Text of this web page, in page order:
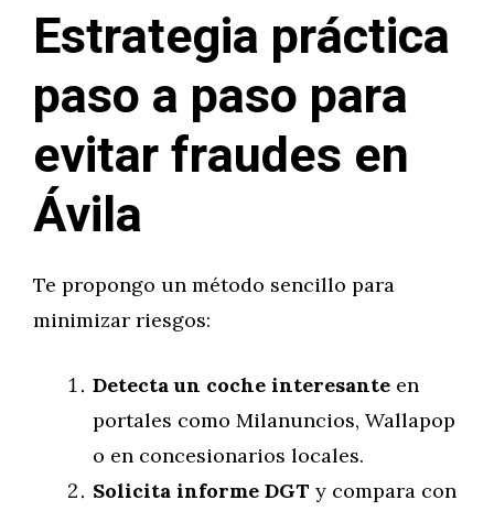
Estrategia práctica
paso a paso para
evitar fraudes en
Ávila
Te propongo un método sencillo para
minimizar riesgos:
Detecta un coche interesante en
portales como Milanuncios, Wallapop
o en concesionarios locales.
Solicita informe DGT y compara con